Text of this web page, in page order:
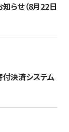
らせ（8月22日
決済システム